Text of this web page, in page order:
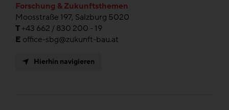
Forschung & Zukunftsthemen
Moosstraße 197, Salzburg 5020
T+43 662 / 830 200 - 19
E office-sbg@zukunft-bau.at
Hierhin navigieren